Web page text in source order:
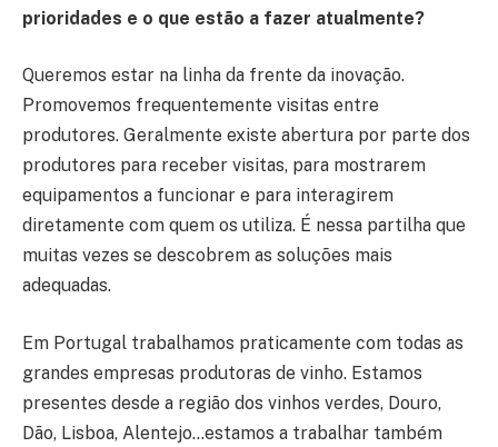
prioridades e o que estão a fazer atualmente?
Queremos estar na linha da frente da inovação.
Promovemos frequentemente visitas entre
produtores. Geralmente existe abertura por parte dos
produtores para receber visitas, para mostrarem
equipamentos a funcionar e para interagirem
diretamente com quem os utiliza. É nessa partilha que
muitas vezes se descobrem as soluções mais
adequadas.
Em Portugal trabalhamos praticamente com todas as
grandes empresas produtoras de vinho. Estamos
presentes desde a região dos vinhos verdes, Douro,
Dão, Lisboa, Alentejo…estamos a trabalhar também